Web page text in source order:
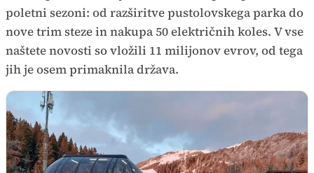
poletni sezoni: od razširitve pustolovskega parka do
nove trim steze in nakupa 50 električnih koles. V vse
naštete novosti so vložili 11 milijonov evrov, od tega
jih je osem primaknila država.